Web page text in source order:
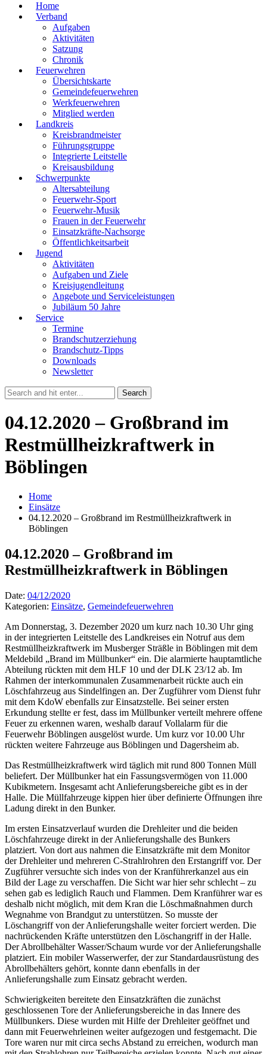
Home
Verband
Aufgaben
Aktivitäten
Satzung
Chronik
Feuerwehren
Übersichtskarte
Gemeindefeuerwehren
Werkfeuerwehren
Mitglied werden
Landkreis
Kreisbrandmeister
Führungsgruppe
Integrierte Leitstelle
Kreisausbildung
Schwerpunkte
Altersabteilung
Feuerwehr-Sport
Feuerwehr-Musik
Frauen in der Feuerwehr
Einsatzkräfte-Nachsorge
Öffentlichkeitsarbeit
Jugend
Aktivitäten
Aufgaben und Ziele
Kreisjugendleitung
Angebote und Serviceleistungen
Jubiläum 50 Jahre
Service
Termine
Brandschutzerziehung
Brandschutz-Tipps
Downloads
Newsletter
04.12.2020 – Großbrand im
Restmüllheizkraftwerk in
Böblingen
Home
Einsätze
04.12.2020 – Großbrand im Restmüllheizkraftwerk in
Böblingen
04.12.2020 – Großbrand im
Restmüllheizkraftwerk in Böblingen
Date: 04/12/2020
Kategorien: Einsätze, Gemeindefeuerwehren
Am Donnerstag, 3. Dezember 2020 um kurz nach 10.30 Uhr ging
in der integrierten Leitstelle des Landkreises ein Notruf aus dem
Restmüllheizkraftwerk im Musberger Sträßle in Böblingen mit dem
Meldebild „Brand im Müllbunker“ ein. Die alarmierte hauptamtliche
Abteilung rückten mit dem HLF 10 und der DLK 23/12 ab. Im
Rahmen der interkommunalen Zusammenarbeit rückte auch ein
Löschfahrzeug aus Sindelfingen an. Der Zugführer vom Dienst fuhr
mit dem KdoW ebenfalls zur Einsatzstelle. Bei seiner ersten
Erkundung stellte er fest, dass im Müllbunker verteilt mehrere offene
Feuer zu erkennen waren, weshalb darauf Vollalarm für die
Feuerwehr Böblingen ausgelöst wurde. Um kurz vor 10.00 Uhr
rückten weitere Fahrzeuge aus Böblingen und Dagersheim ab.
Das Restmüllheizkraftwerk wird täglich mit rund 800 Tonnen Müll
beliefert. Der Müllbunker hat ein Fassungsvermögen von 11.000
Kubikmetern. Insgesamt acht Anlieferungsbereiche gibt es in der
Halle. Die Müllfahrzeuge kippen hier über definierte Öffnungen ihre
Ladung direkt in den Bunker.
Im ersten Einsatzverlauf wurden die Drehleiter und die beiden
Löschfahrzeuge direkt in der Anlieferungshalle des Bunkers
platziert. Von dort aus nahmen die Einsatzkräfte mit dem Monitor
der Drehleiter und mehreren C-Strahlrohren den Erstangriff vor. Der
Zugführer versuchte sich indes von der Kranführerkanzel aus ein
Bild der Lage zu verschaffen. Die Sicht war hier sehr schlecht – zu
sehen gab es lediglich Rauch und Flammen. Dem Kranführer war es
deshalb nicht möglich, mit dem Kran die Löschmaßnahmen durch
Wegnahme von Brandgut zu unterstützen. So musste der
Löschangriff von der Anlieferungshalle weiter forciert werden. Die
nachrückenden Kräfte unterstützen den Löschangriff in der Halle.
Der Abrollbehälter Wasser/Schaum wurde vor der Anlieferungshalle
platziert. Ein mobiler Wasserwerfer, der zur Standardausrüstung des
Abrollbehälters gehört, konnte dann ebenfalls in der
Anlieferungshalle zum Einsatz gebracht werden.
Schwierigkeiten bereitete den Einsatzkräften die zunächst
geschlossenen Tore der Anlieferungsbereiche in das Innere des
Müllbunkers. Diese wurden mit Hilfe der Drehleiter geöffnet und
dann mit Feuerwehrleinen weiter aufgezogen und festgemacht. Die
Tore waren nur mit circa sechs Abstand zu erreichen, wodurch man